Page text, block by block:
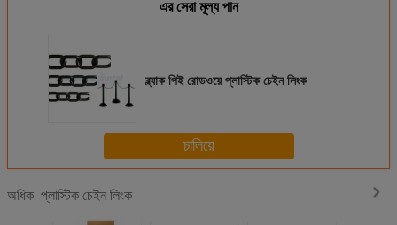
এর সেরা মূল্য পান
ব্ল্যাক পিই রোডওয়ে প্লাস্টিক চেইন লিংক
চালিয়ে
অধিক প্লাস্টিক চেইন লিংক